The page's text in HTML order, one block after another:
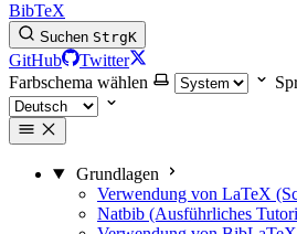
BibTeX
Suchen StrgK
GitHub
Twitter
Farbschema wählen
Grundlagen
Verwendung von LaTeX
Natbib (Ausführliches